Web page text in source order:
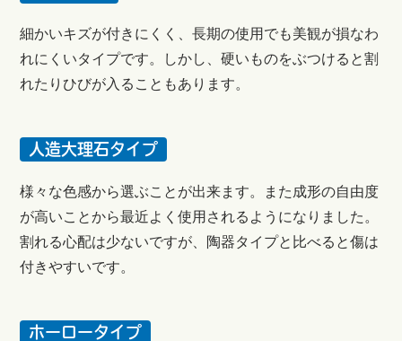
細かいキズが付きにくく、長期の使用でも美観が損なわ
れにくいタイプです。しかし、硬いものをぶつけると割
れたりひびが入ることもあります。
人造大理石タイプ
様々な色感から選ぶことが出来ます。また成形の自由度
が高いことから最近よく使用されるようになりました。
割れる心配は少ないですが、陶器タイプと比べると傷は
付きやすいです。
ホーロータイプ